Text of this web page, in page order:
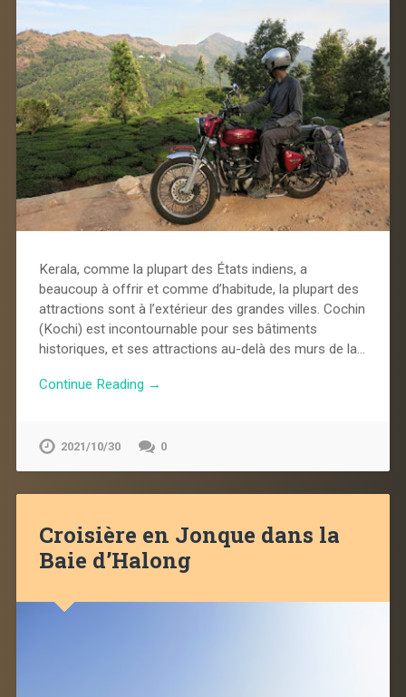
Kerala, comme la plupart des États indiens, a
beaucoup à offrir et comme d’habitude, la plupart des
attractions sont à l’extérieur des grandes villes. Cochin
(Kochi) est incontournable pour ses bâtiments
historiques, et ses attractions au-delà des murs de la…
Continue Reading →
2021/10/30 0
Croisière en Jonque dans la
Baie d’Halong